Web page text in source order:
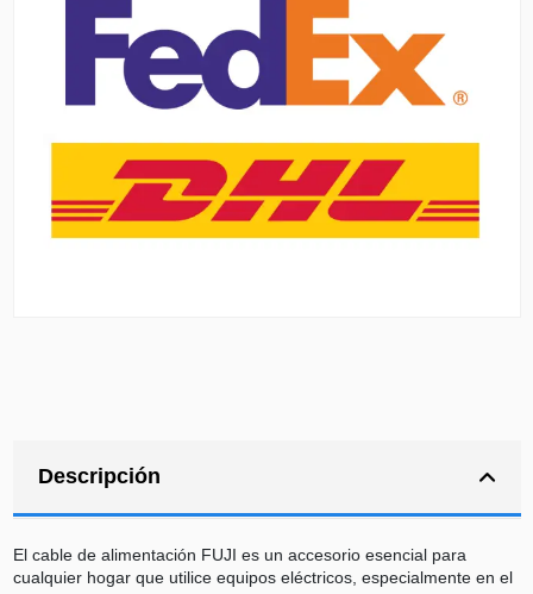
Descripción
El cable de alimentación FUJI es un accesorio esencial para
cualquier hogar que utilice equipos eléctricos, especialmente en el